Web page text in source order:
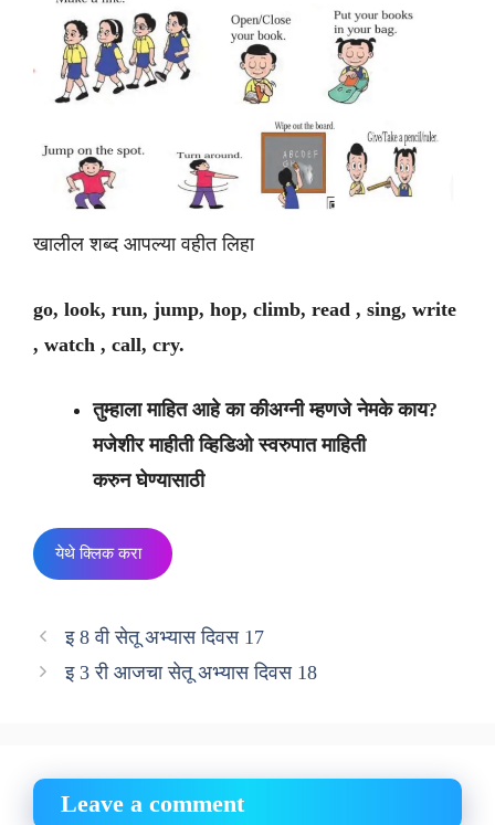
खालील शब्द आपल्या वहीत लिहा
go, look, run, jump, hop, climb, read , sing, write
, watch , call, cry.
तुम्हाला माहित आहे का कीअग्नी म्हणजे नेमके काय?
मजेशीर माहीती व्हिडिओ स्वरुपात माहिती
करुन घेण्यासाठी
येथे क्लिक करा
इ 8 वी सेतू अभ्यास दिवस 17
इ 3 री आजचा सेतू अभ्यास दिवस 18
Leave a comment